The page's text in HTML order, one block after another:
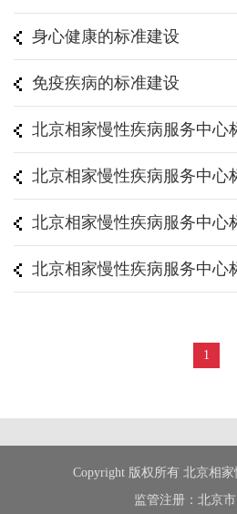
身心健康的标准建设
免疫疾病的标准建设
北京相家慢性疾病服务中心
北京相家慢性疾病服务中心
北京相家慢性疾病服务中心
北京相家慢性疾病服务中心
1
Copyright 版权所有 北京相
监管注册：北京